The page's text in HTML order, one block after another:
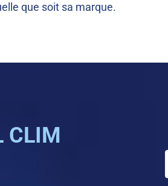
que soit sa marque.
CLIM